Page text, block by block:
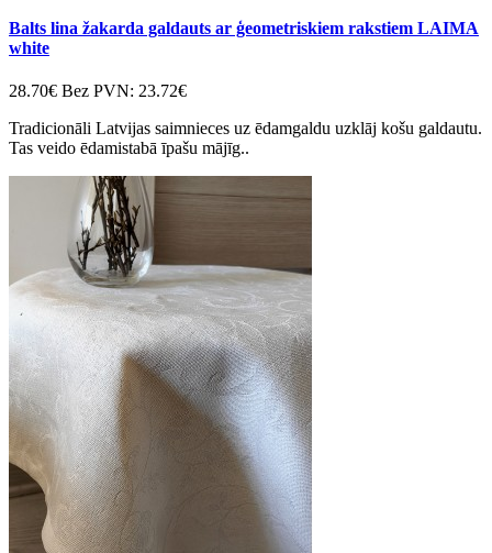
Balts lina žakarda galdauts ar ģeometriskiem rakstiem LAIMA
white
28.70€ Bez PVN: 23.72€
Tradicionāli Latvijas saimnieces uz ēdamgaldu uzklāj košu galdautu.
Tas veido ēdamistabā īpašu mājīg..